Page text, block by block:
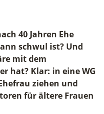
40 Jahren Ehe
schwul ist? Und
mit dem
hat? Klar: in eine WG
ziehen und
für ältere Frauen